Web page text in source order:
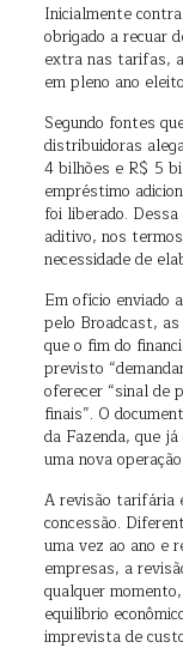
Inicialmente
obrigado a recuar
extra nas tarifas,
em pleno ano
Segundo fontes
distribuidoras
4 bilhões e R$ 5
empréstimo
foi liberado.
aditivo, nos
necessidade de
Em ofício enviado
pelo Broadcast,
que o fim do
previsto
oferecer “sinal de
finais”. O
da Fazenda, que
uma nova operação.
A revisão tarifária
concessão.
uma vez ao ano e
empresas, a
qualquer
equilíbrio
imprevista de